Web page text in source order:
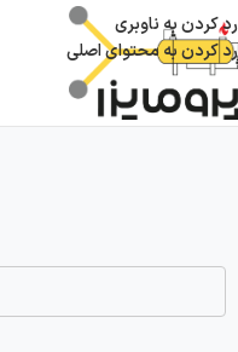
رد کردن به ناوبری
رد کردن به محتوای اصلی